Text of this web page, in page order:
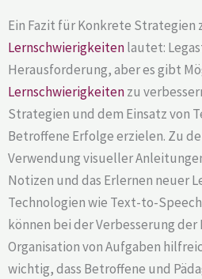
Ein Fazit für Konkrete Strategien
Lernschwierigkeitenlautet:
Herausforderung, aber es gibt
Lernschwierigkeitenzu
Strategien und dem Einsatz von
Betroffene Erfolge erzielen. Zu
Verwendung visueller
Notizen und das Erlernen neuer
Technologien wie Text-to-
können bei der Verbesserung
Organisation von Aufgaben
wichtig, dass Betroffene und